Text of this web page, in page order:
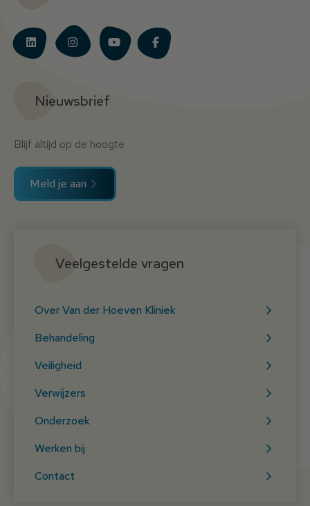
Nieuwsbrief
Blijf altijd op de hoogte
Meld je aan
Veelgestelde vragen
Over Van der Hoeven Kliniek
Behandeling
Veiligheid
Verwijzers
Onderzoek
Werken bij
Contact